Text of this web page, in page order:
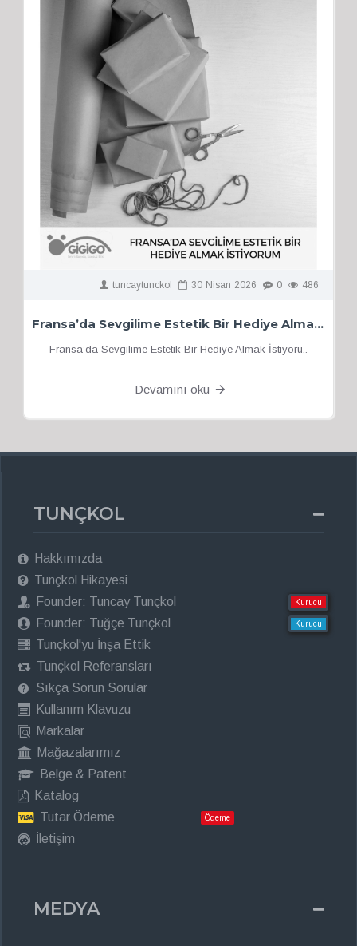
tuncaytunckol 30 Nisan 2026 0 486
Fransa’da Sevgilime Estetik Bir Hediye Almak İstiyorum
Fransa’da Sevgilime Estetik Bir Hediye Almak İstiyoru..
Devamını oku
TUNÇKOL
Hakkımızda
Tunçkol Hikayesi
Founder: Tuncay Tunçkol
Kurucu
Founder: Tuğçe Tunçkol Kurucu
Tunçkol'yu İnşa Ettik
Tunçkol Referansları
Sıkça Sorun Sorular
Kullanım Klavuzu
Markalar
Mağazalarımız
Belge & Patent
Katalog
Tutar Ödeme
Ödeme
İletişim
MEDYA